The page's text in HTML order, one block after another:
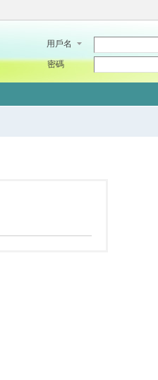
用戶名
密碼